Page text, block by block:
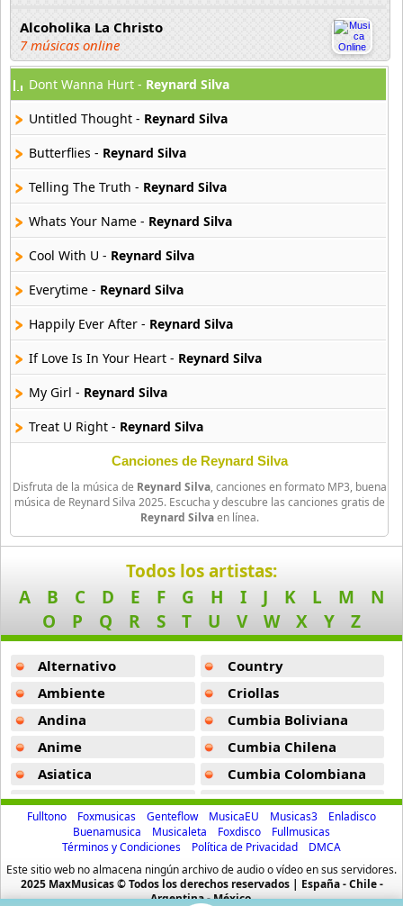
Alcoholika La Christo
7 músicas online
Atajo
22 músicas online
Banane Metalik
26 músicas online
16 músicas online
Beady Eye
16 músicas online
Bee Gees
29 músicas online
Ben Harper
11 músicas online
25 músicas online
110 músicas online
Blondie
10 músicas online
Boat
13 músicas online
50 músicas online
Boyz Ii Men
26 músicas online
Bryan Ferry
10 músicas online
Dont Wanna Hurt - Reynard Silva
Untitled Thought - Reynard Silva
Butterflies - Reynard Silva
Telling The Truth - Reynard Silva
Whats Your Name - Reynard Silva
Cool With U - Reynard Silva
Everytime - Reynard Silva
Happily Ever After - Reynard Silva
If Love Is In Your Heart - Reynard Silva
My Girl - Reynard Silva
Treat U Right - Reynard Silva
Canciones de Reynard Silva
Disfruta de la música de Reynard Silva, canciones en formato MP3, buena
música de Reynard Silva 2025. Escucha y descubre las canciones gratis de
Reynard Silvaen línea.
Todos los artistas:
A
B C D E F G H I J K L M
N
O
P Q R S T U V W X Y Z
Alternativo
Ambiente
Andina
Anime
Asiatica
Atevip
Bachatas
Baladas
Baladas De Oro
Country
Criollas
Cumbia Boliviana
Cumbia Chilena
Cumbia Colombiana
Cumbia Ecuatoriana
Cumbia Mexicana
Cumbia Pop
Cumbia Surena
Fulltono Foxmusicas Genteflow MusicaEU Musicas3
Enladisco
Buenamusica
Musicaleta Foxdisco
Fullmusicas
Términos y Condiciones
Política de Privacidad
DMCA
Este sitio web no almacena ningún archivo de audio o vídeo en sus servidores.
2025 MaxMusicas © Todos los derechos reservados | España - Chile -
Argentina - México.